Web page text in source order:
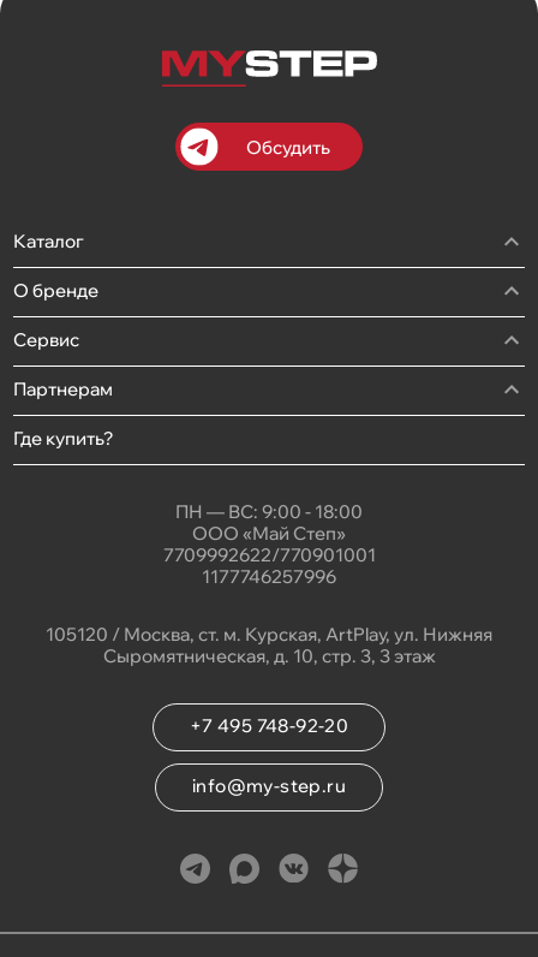
Обсудить
Каталог
О бренде
Сервис
Партнерам
Где купить?
ПН — ВС: 9:00 - 18:00
ООО «Май Степ»
7709992622/770901001
1177746257996
105120 / Москва, ст. м. Курская, ArtPlay, ул. Нижняя
Сыромятническая, д. 10, стр. 3, 3 этаж
+7 495 748-92-20
info@my-step.ru